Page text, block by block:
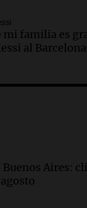
asisten a
de tobillo en
internacional
descuento
del SUBTE
mi familia es
al
Aires: